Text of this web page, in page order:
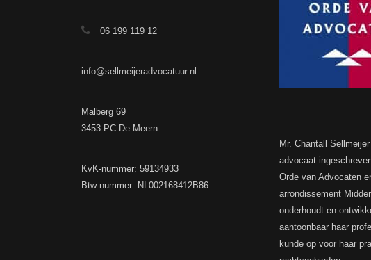
06 199 119 12
info@sellmeijeradvocatuur.nl
Malberg 69
3453 PC De Meern
KvK-nummer: 59134933
Btw-nummer: NL002168412B86
Mr. Chantall
advocaat
Orde van Advocaten
arrondissement
onderhoudt en
aantoonbaar haar
kunde op voor haar